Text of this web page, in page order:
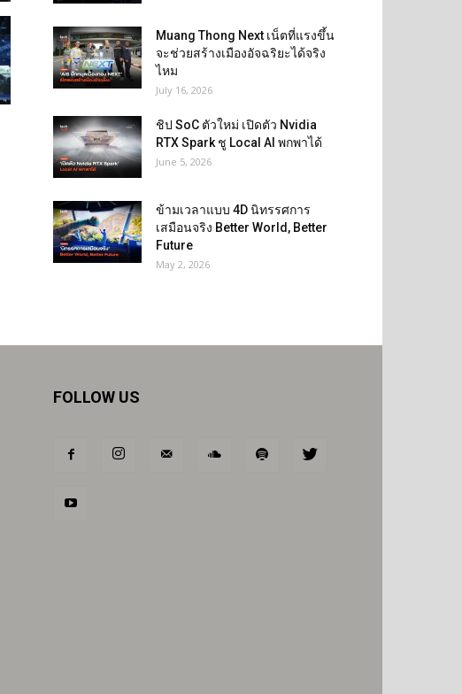
Muang Thong Next เน็ตที่แรงขึ้น
จะช่วยสร้างเมืองอัจฉริยะได้จริง
ไหม
July 16, 2026
ชิป SoC ตัวใหม่ เปิดตัว Nvidia
RTX Spark ชู Local AI พกพาได้
June 5, 2026
ข้ามเวลาแบบ 4D นิทรรศการ
เสมือนจริง Better World, Better
Future
May 2, 2026
FOLLOW US